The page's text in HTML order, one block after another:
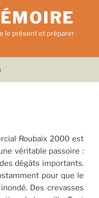
le présent et préparer
Roubaix 2000 est
véritable passoire :
dégâts importants.
pour que le
Des crevasses